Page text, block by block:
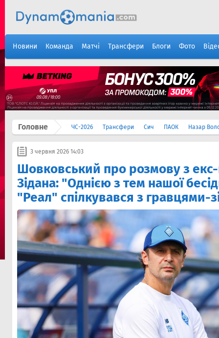
Новини Команда Матчі Трансфери Блоги Фото
Головне ЧС-2026 Трансфери Сич ПАОК Назар
3 червня 2026 14:03
Шовковський про розмову з
Зідана: "Однією з тем нашої
"Реал" спілкувався з гравцями-